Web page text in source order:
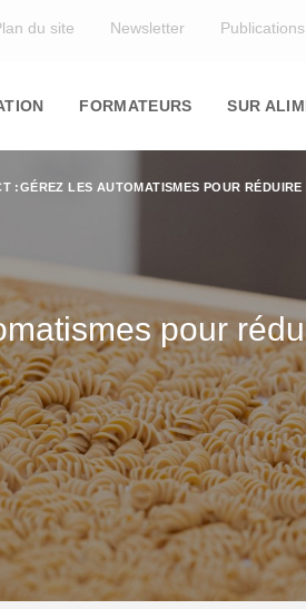
du site Newsletter Publications
FORMATEURS SUR
:GÉREZ LES AUTOMATISMES POUR
pour